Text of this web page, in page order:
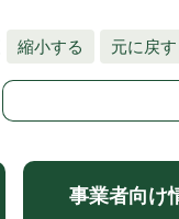
縮小する 元に戻す
事業者向け